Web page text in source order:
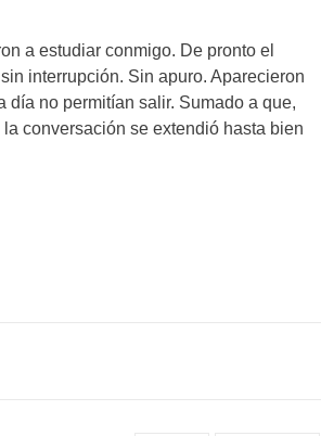
a estudiar conmigo. De pronto el
interrupción. Sin apuro. Aparecieron
no permitían salir. Sumado a que,
conversación se extendió hasta bien